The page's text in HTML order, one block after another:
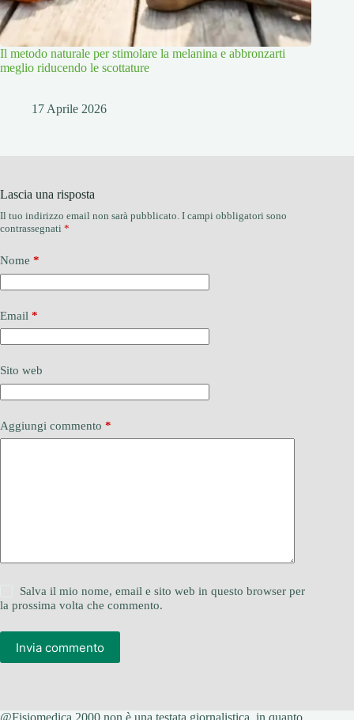
Il metodo naturale per stimolare la melanina e abbronzarti
meglio riducendo le scottature
17 Aprile 2026
Lascia una risposta
Il tuo indirizzo email non sarà pubblicato. I campi obbligatori sono
contrassegnati *
Nome *
Email *
Sito web
Aggiungi commento *
Salva il mio nome, email e sito web in questo browser per
la prossima volta che commento.
Invia commento